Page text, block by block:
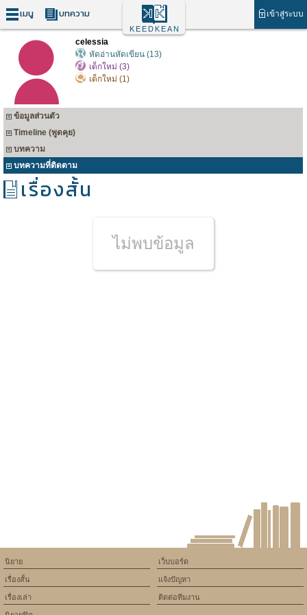
เมนู บทความ เข้าสู่ระบบ
KEEDKEAN
celessia
หัดอ่านหัดเขียน (13)
เด็กใหม่ (3)
เด็กใหม่ (1)
ข้อมูลส่วนตัว
Timeline (พูดคุย)
บทความ
บทความที่ติดตาม
เรื่องสั้น
ไม่พบข้อมูล
เว็บบอร์ด
แจ้งปัญหา
ติดต่อทีมงาน
นิยาย
เรื่องสั้น
เรื่องเล่า